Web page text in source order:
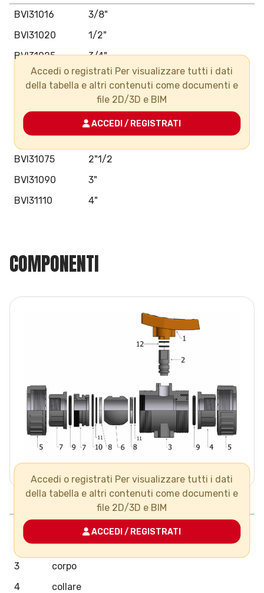
BVI31016
3/8"
BVI31020
1/2"
BVI31025
3/4"
BVI31032
1"
1"1/4
BVI31050
1"1/2
BVI31063
2"
BVI31075
2"1/2
BVI31090
3"
BVI31110
4"
Accedi o registrati Per visualizzare tutti i dati
della tabella e altri contenuti come documenti e
file 2D/3D e BIM
ACCEDI / REGISTRATI
COMPONENTI
Componenti N°
asta
3
corpo
4
collare
Accedi o registrati Per visualizzare tutti i dati
della tabella e altri contenuti come documenti e
file 2D/3D e BIM
ACCEDI / REGISTRATI